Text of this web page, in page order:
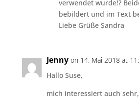
verwendet wurde!?
bebildert und im Text
Liebe Grüße Sandra
Jenny on 14. Mai 2018 at
Hallo Suse,
mich interessiert auch